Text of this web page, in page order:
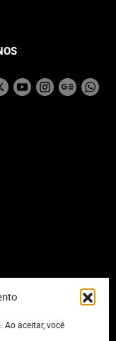
Ao aceitar, você
reservados.